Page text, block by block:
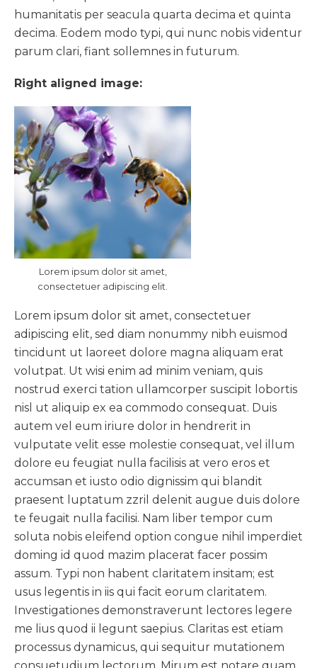
humanitatis per seacula quarta decima et quinta
decima. Eodem modo typi, qui nunc nobis videntur
parum clari, fiant sollemnes in futurum.
Right aligned image:
Lorem ipsum dolor sit amet,
consectetuer adipiscing elit.
Lorem ipsum dolor sit amet, consectetuer
adipiscing elit, sed diam nonummy nibh euismod
tincidunt ut laoreet dolore magna aliquam erat
volutpat. Ut wisi enim ad minim veniam, quis
nostrud exerci tation ullamcorper suscipit lobortis
nisl ut aliquip ex ea commodo consequat. Duis
autem vel eum iriure dolor in hendrerit in
vulputate velit esse molestie consequat, vel illum
dolore eu feugiat nulla facilisis at vero eros et
accumsan et iusto odio dignissim qui blandit
praesent luptatum zzril delenit augue duis dolore
te feugait nulla facilisi. Nam liber tempor cum
soluta nobis eleifend option congue nihil imperdiet
doming id quod mazim placerat facer possim
assum. Typi non habent claritatem insitam; est
usus legentis in iis qui facit eorum claritatem.
Investigationes demonstraverunt lectores legere
me lius quod ii legunt saepius. Claritas est etiam
processus dynamicus, qui sequitur mutationem
consuetudium lectorum. Mirum est notare quam